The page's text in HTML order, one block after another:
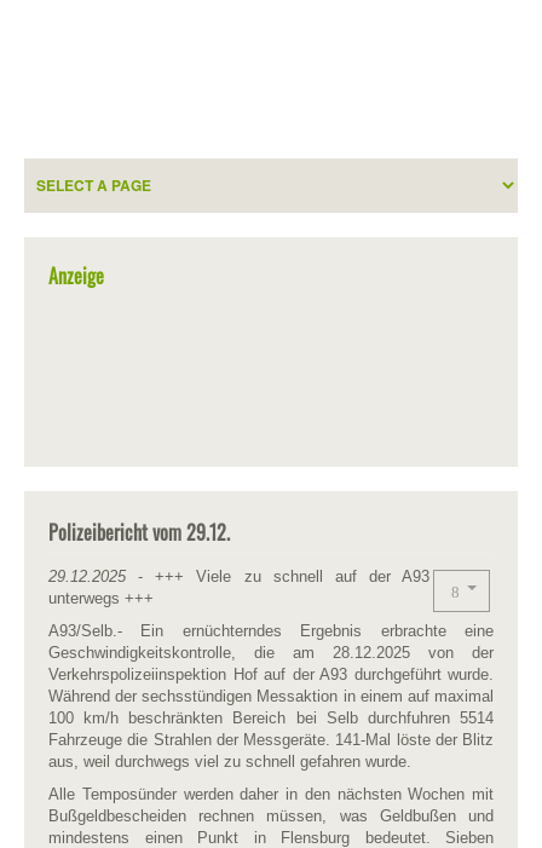
Anzeige
Polizeibericht vom 29.12.
29.12.2025 - +++ Viele zu schnell auf der A93
unterwegs +++
A93/Selb.- Ein ernüchterndes Ergebnis erbrachte eine
Geschwindigkeitskontrolle, die am 28.12.2025 von der
Verkehrspolizeiinspektion Hof auf der A93 durchgeführt wurde.
Während der sechsstündigen Messaktion in einem auf maximal
100 km/h beschränkten Bereich bei Selb durchfuhren 5514
Fahrzeuge die Strahlen der Messgeräte. 141-Mal löste der Blitz
aus, weil durchwegs viel zu schnell gefahren wurde.
Alle Temposünder werden daher in den nächsten Wochen mit
Bußgeldbescheiden rechnen müssen, was Geldbußen und
mindestens einen Punkt in Flensburg bedeutet. Sieben